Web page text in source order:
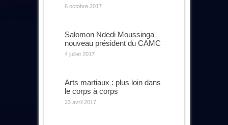
6 octobre 2017
Salomon Ndedi Moussinga
nouveau président du CAMC
4 juillet 2017
Arts martiaux : plus loin dans
le corps à corps
23 avril 2017